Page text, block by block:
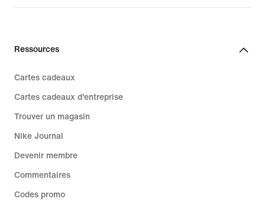
Ressources
Cartes cadeaux
Cartes cadeaux d'entreprise
Trouver un magasin
Nike Journal
Devenir membre
Commentaires
Codes promo